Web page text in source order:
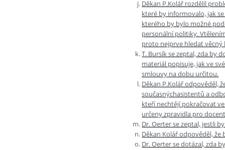
Děkan P.Kolář rozdělil
které by informovalo, jak
kterého by bylo možné
personální politiky.
proto nejprve hledat
T. Bursík se zeptal, zda by
materiál popisuje, jak ve
smlouvy na dobu určitou.
Děkan P.Kolář odpověděl,
současnýchasistentů a
kteří nechtějí pokračovat
určeny zpravidla pro
Dr. Oerter se zeptal, jestli
Děkan Kolář odpověděl, že
Dr. Oerter se dotázal, zda